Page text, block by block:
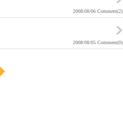
2008/08/06 Comment(2)
2008/08/05 Comment(0)